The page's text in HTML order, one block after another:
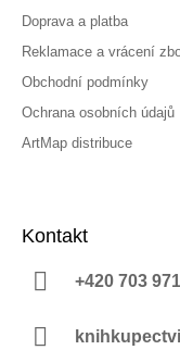
Doprava a platba
Reklamace a vrácení
Obchodní podmínky
Ochrana osobních údajů
ArtMap distribuce
Kontakt
+420 703